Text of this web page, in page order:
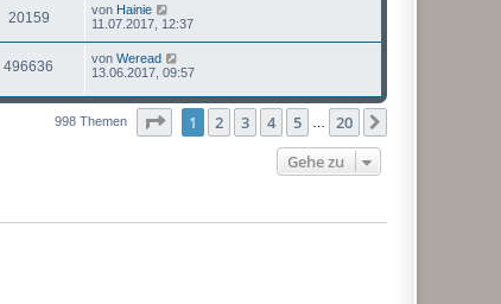
20159 von Hainie
11.07.2017, 12:37
496636 von Weread
13.06.2017, 09:57
998 Themen Seite von20
1 2 3 4 5 20
Gehe zu